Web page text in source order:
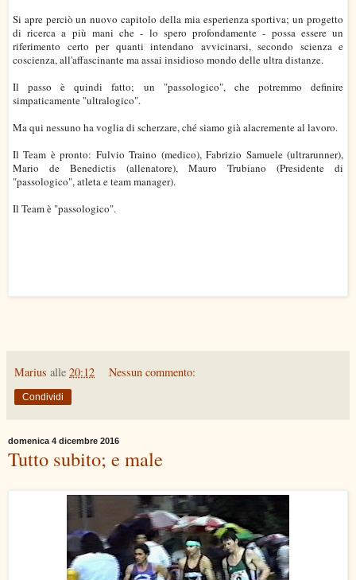
Si apre perciò un nuovo capitolo della mia esperienza sportiva; un progetto
di ricerca a più mani che - lo spero profondamente - possa essere un
riferimento certo per quanti intendano avvicinarsi, secondo scienza e
coscienza, all'affascinante ma assai insidioso mondo delle ultra distanze.
Il passo è quindi fatto; un "passologico", che potremmo definire
simpaticamente "ultralogico".
Ma qui nessuno ha voglia di scherzare, ché siamo già alacremente al lavoro.
Il Team è pronto: Fulvio Traino (medico), Fabrizio Samuele (ultrarunner),
Mario de Benedictis (allenatore), Mauro Trubiano (Presidente di
"passologico", atleta e team manager).
Il Team è "passologico".
Marius alle 20:12 Nessun commento:
Condividi
domenica 4 dicembre 2016
Tutto subito; e male